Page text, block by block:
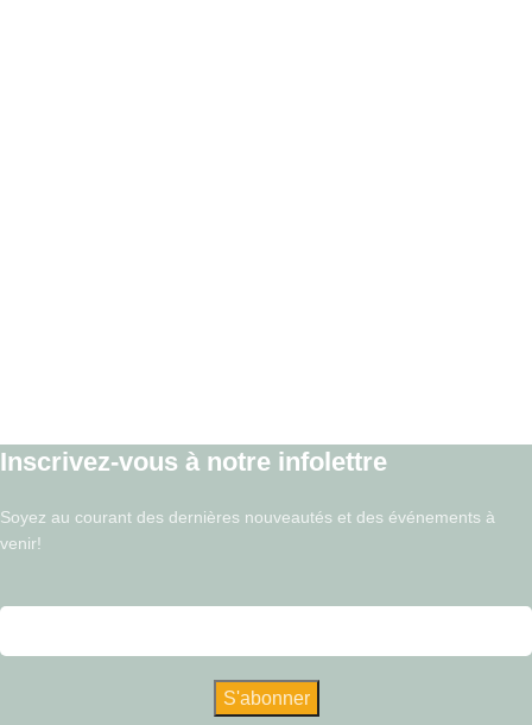
Inscrivez-vous à notre infolettre
Soyez au courant des dernières nouveautés et des événements à
venir!